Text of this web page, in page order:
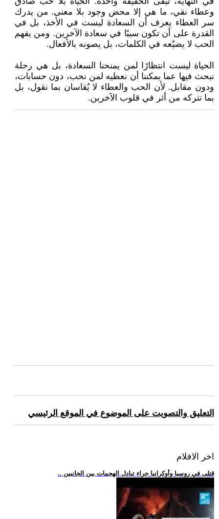
وعطاء نقي، ما هي إلا محض وجود بلا معنى. من يدرك
سر العطاء يعرف أن السعادة ليست في الأخذ، بل في
القدرة على أن تكون سببًا في سعادة الآخرين. ومن يفهم
الحب لا يضيّعه في الكلمات، بل يصونه بالأفعال.
الحياة ليست انتظارًا لمن يمنحنا السعادة، بل هي رحلة
نبحث فيها عما يمكننا أن نعطيه لمن نحب، دون حسابات،
ودون مقابل. لأن الحب والعطاء لا يُقاسان بما نقول، بل
بما نتركه من أثر في قلوب الآخرين.
التعليق والتصويت على الموضوع في الموقع الرئيسي
اخر الافلام
.. قتلى في روسيا وأوكرانيا جراء تبادل الهجمات بين الجانبين